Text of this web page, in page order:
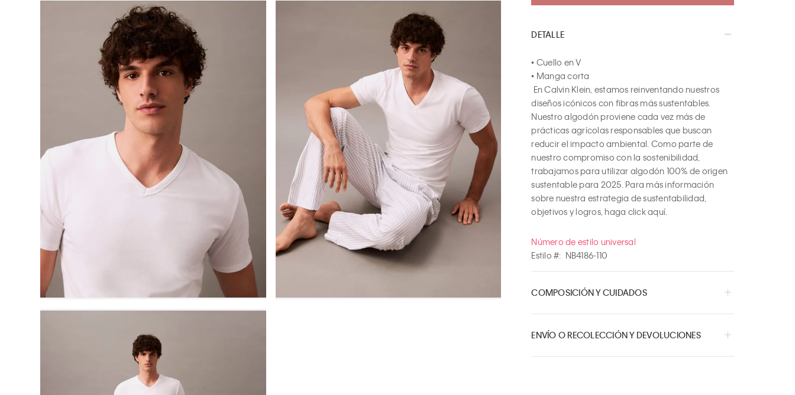
8
10
DETALLE
• Cuello en V
• Manga corta
diseños icónicos con fibras más sustentables.
Nuestro algodón proviene cada vez más de
prácticas agrícolas responsables que buscan
reducir el impacto ambiental. Como parte de
nuestro compromiso con la sostenibilidad,
trabajamos para utilizar algodón 100% de origen
sustentable para 2025. Para más información
sobre nuestra estrategia de sustentabilidad,
objetivos y logros, haga click aquí.
Número de estilo universal
Estilo #: NB4186-110
COMPOSICIÓN Y CUIDADOS
ENVÍO O RECOLECCIÓN Y DEVOLUCIONES